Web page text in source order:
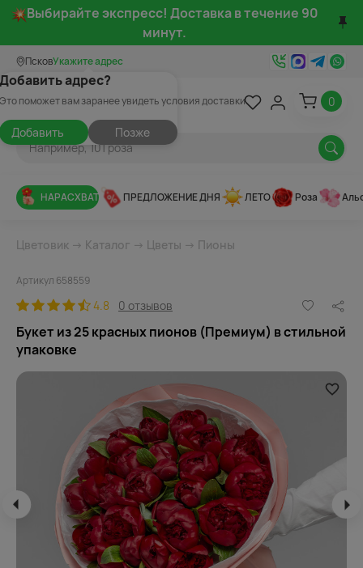
Выбирайте экспресс! Доставка в течение 90
минут.
ПсковУкажите адрес
адрес?
поможет вам заранее увидеть условия доставки
Добавить Позже
0
НАРАСХВАТ ПРЕДЛОЖЕНИЕ ДНЯ ЛЕТО Роза
Цветовик → Каталог → Цветы → Пионы
Артикул 658559
4.8 0 отзывов
Букет из 25 красных пионов (Премиум) в стильной
упаковке